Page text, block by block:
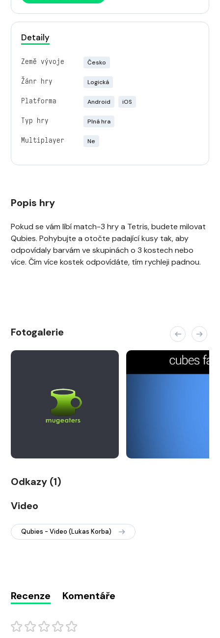
Detaily
Země vývoje Česko
Žánr hry Logická
Platforma Android iOS
Typ hry Plná hra
Multiplayer Ne
Popis hry
Pokud se vám líbí match-3 hry a Tetris, budete milovat
Qubies. Pohybujte a otočte padající kusy tak, aby
odpovídaly barvám ve skupinách o 3 kostech nebo
více. Čím více kostek odpovídáte, tím rychleji padnou.
Fotogalerie
Odkazy (1)
Video
Qubies - Video (Lukas Korba)
Recenze Komentáře